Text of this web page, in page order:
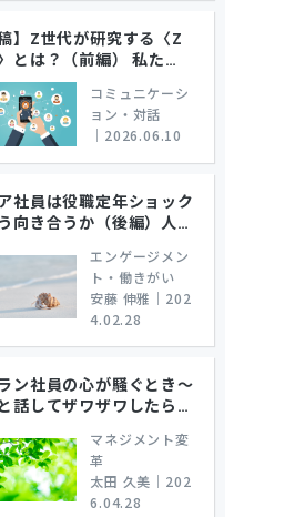
稿】Z世代が研究する〈Z
とは？（前編） 私た…
コミュニケーシ
ョン・対話
2026.06.10
社員は役職定年ショック
向き合うか（後編）人…
エンゲージメン
ト・働きがい
安藤 伸雅 ｜ 202
4.02.28
ン社員の心が騒ぐとき～
話してザワザワしたら …
マネジメント変
革
太田 久美 ｜ 202
6.04.28